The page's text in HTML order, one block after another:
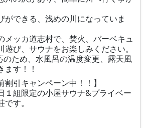
ができる、浅めの川になっていま
メッカ道志村で、焚火、バーベキュ
び、サウナをお楽しみください。
ため、水風呂の温度変更​、露天風
ます！！
割引キャンペーン中！！】
１組限定の小屋サウナ&プライベー
す。